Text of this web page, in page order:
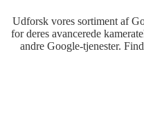
Udforsk vores sortiment af
for deres avancerede
andre Google-tjenester.